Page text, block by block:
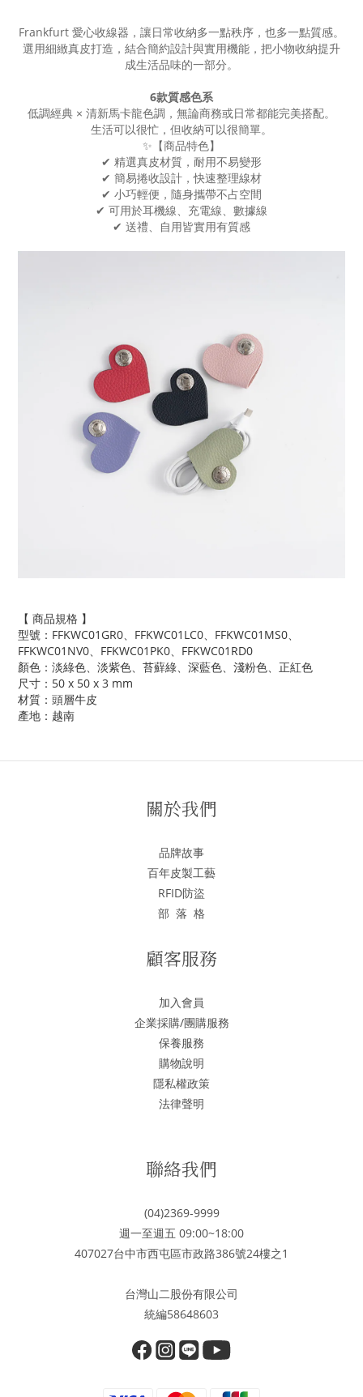
Frankfurt 愛心收線器，讓日常收納多一點秩序，也多一點質感。
選用細緻真皮打造，結合簡約設計與實用機能，把小物收納提升
成生活品味的一部分。
6款質感色系
低調經典 × 清新馬卡龍色調，無論商務或日常都能完美搭配。
生活可以很忙，但收納可以很簡單。
✨【商品特色】
✔ 精選真皮材質，耐用不易變形
✔ 簡易捲收設計，快速整理線材
✔ 小巧輕便，隨身攜帶不占空間
✔ 可用於耳機線、充電線、數據線
✔ 送禮、自用皆實用有質感
【 商品規格 】
型號： FFKWC01GR0、 FFKWC01LC0、 FFKWC01MS0、
FFKWC01NV0、 FFKWC01PK0、 FFKWC01RD0
顏色：淡綠色、淡紫色、苔蘚綠、深藍色、淺粉色、正紅色
尺寸：50 x 50 x 3 mm
材質：頭層牛皮
產地：越南
關於我們
品牌故事
百年皮製工藝
RFID防盜
部 落 格
顧客服務
加入會員
企業採購/團購服務
保養服務
購物說明
隱私權政策
法律聲明
聯絡我們
(04)2369-9999
週一至週五 09:00~18:00
407027台中市西屯區市政路386號24樓之1
台灣山二股份有限公司
統編58648603